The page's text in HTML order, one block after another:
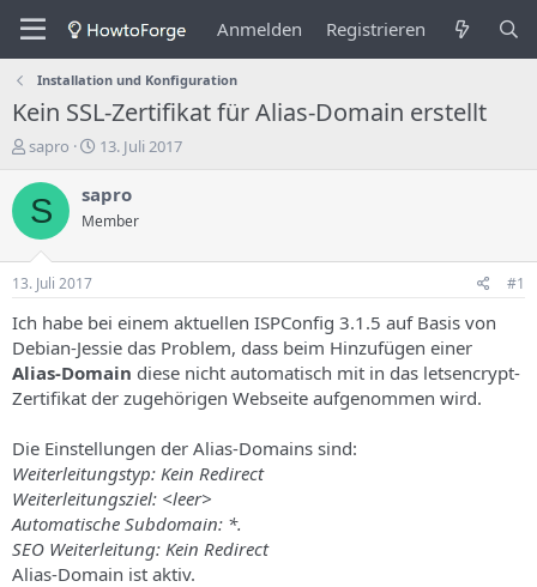
Anmelden Registrieren
Installation und Konfiguration
Kein SSL-Zertifikat für Alias-Domain erstellt
E
s
t
e
e
r
d
e
s
T
e
m
a
s
sapro
E
s
t
e
n
s
d
a
u
m
13. Juli 2017
S sapro
Member
13. Juli 2017 #1
Ich habe bei einem aktuellen ISPConfig 3.1.5 auf Basis von
Debian-Jessie das Problem, dass beim Hinzufügen einer
Alias-Domain diese nicht automatisch mit in das letsencrypt-
Zertifikat der zugehörigen Webseite aufgenommen wird.
Die Einstellungen der Alias-Domains sind:
Weiterleitungstyp: Kein Redirect
Weiterleitungsziel: <leer>
Automatische Subdomain: *.
SEO Weiterleitung: Kein Redirect
Alias-Domain ist aktiv.